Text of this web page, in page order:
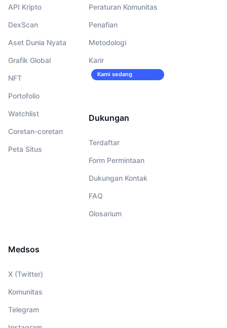
API Kripto
DexScan
Aset Dunia Nyata
Grafik Global
NFT
Portofolio
Watchlist
Coretan-coretan
Peta Situs
Peraturan Komunitas
Penafian
Metodologi
Karir
Kami sedang
Dukungan
Terdaftar
Form Permintaan
Dukungan Kontak
FAQ
Glosarium
Medsos
X (Twitter)
Komunitas
Telegram